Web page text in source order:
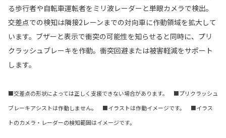
る歩行者や自転車運転者をミリ波レーダーと単眼カメラで検出。
交差点での検知は隣接2レーンまでの対向車に作動領域を拡大して
います。ブザーと表示で衝突の可能性を知らせると同時に、プリ
クラッシュブレーキを作動。衝突回避または被害軽減をサポート
します。
■交差点の形状によっては正しく支援できない場合があります。 ■プリクラッシュ
ブレーキアシストは作動しません。 ■イラストは作動イメージです。 ■イラス
トのカメラ・レーダーの検知範囲はイメージです。